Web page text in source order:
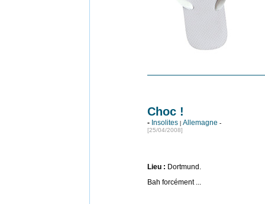
Choc !
- Insolites | Allemagne -
[25/04/2008]
Lieu : Dortmund.
Bah forcément ...